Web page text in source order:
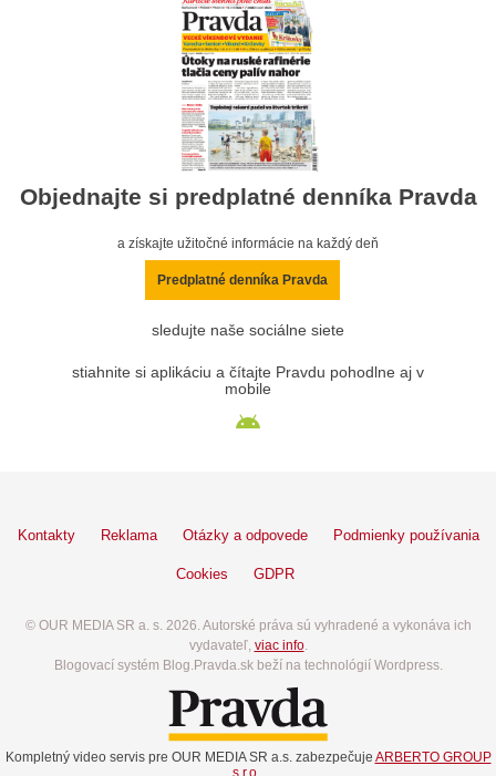
Objednajte si predplatné denníka Pravda
a získajte užitočné informácie na každý deň
Predplatné denníka Pravda
sledujte naše sociálne siete
stiahnite si aplikáciu a čítajte Pravdu pohodlne aj v
mobile
Kontakty Reklama Otázky a odpovede Podmienky používania
Cookies GDPR
© OUR MEDIA SR a. s. 2026. Autorské práva sú vyhradené a vykonáva ich
vydavateľ, viac info.
Blogovací systém Blog.Pravda.sk beží na technológií Wordpress.
Kompletný video servis pre OUR MEDIA SR a.s. zabezpečuje ARBERTO GROUP
s.r.o.